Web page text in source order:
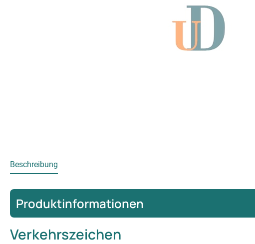
Beschreibung
Produktinformationen
Verkehrszeichen